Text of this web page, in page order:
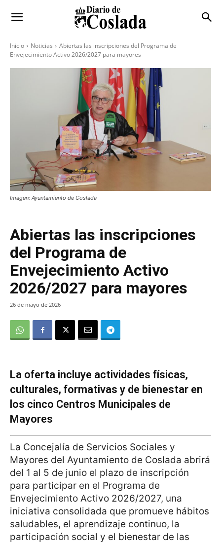
Inicio Noticias
Abiertas las inscripciones del Programa de
Envejecimiento Activo 2026/2027 para mayores
Imagen: Ayuntamiento de Coslada
Abiertas las inscripciones
del Programa de
Envejecimiento Activo
2026/2027 para mayores
26 de mayo de 2026
La oferta incluye actividades físicas,
culturales, formativas y de bienestar en
los cinco Centros Municipales de
Mayores
La Concejalía de Servicios Sociales y
Mayores del Ayuntamiento de Coslada abrirá
del 1 al 5 de junio el plazo de inscripción
para participar en el Programa de
Envejecimiento Activo 2026/2027, una
iniciativa consolidada que promueve hábitos
saludables, el aprendizaje continuo, la
participación social y el bienestar de las